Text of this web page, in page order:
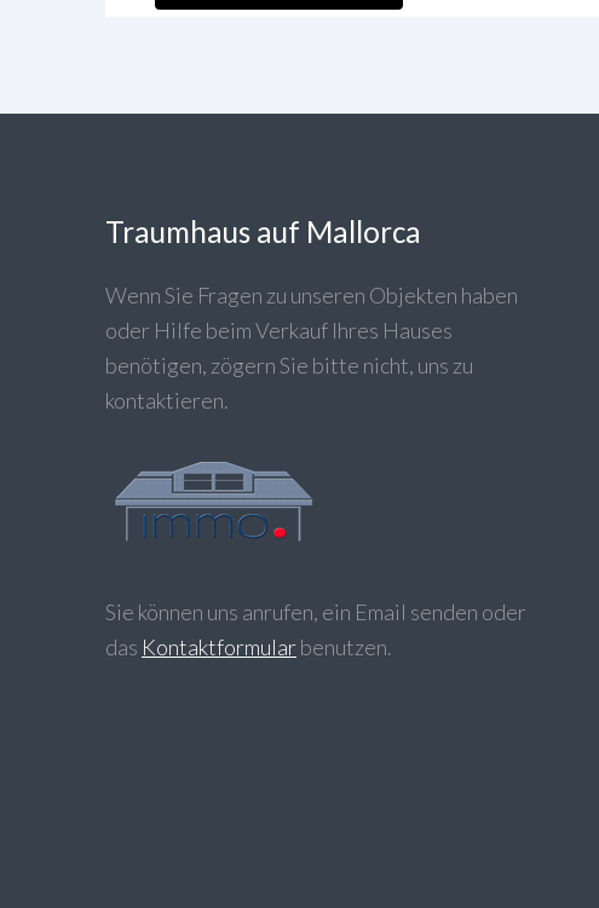
Traumhaus auf Mallorca
Wenn Sie Fragen zu unseren Objekten haben
oder Hilfe beim Verkauf Ihres Hauses
benötigen, zögern Sie bitte nicht, uns zu
kontaktieren.
Sie können uns anrufen, ein Email senden oder
das Kontaktformularbenutzen.